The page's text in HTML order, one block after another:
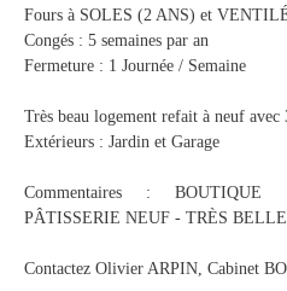
Fours à SOLES (2 ANS) et
Congés : 5 semaines par an
Fermeture : 1 Journée / Semaine
Très beau logement refait à neuf avec
Extérieurs : Jardin et Garage
Commentaires : BOUTIQUE
PÂTISSERIE NEUF - TRÈS
Contactez Olivier ARPIN, Cabinet